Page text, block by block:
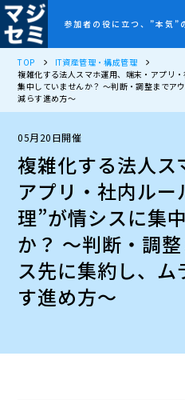
参加者の役に立つ、”本気”
TOP
IT資産管理・構成管理
複雑化する法人スマホ運用、端末・アプリ
集中していませんか？ ～判断・調整までア
減らす進め方～
05月20日開催
複雑化する法人ス
アプリ・社内ルー
理”が情シスに集
か？ ～判断・調
ス先に集約し、ム
す進め方～